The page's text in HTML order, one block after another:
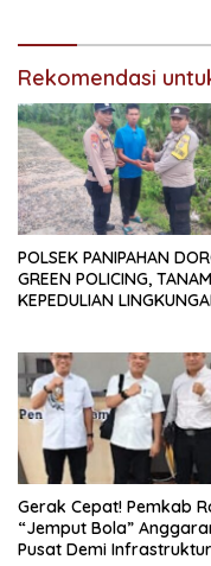
Rekomendasi
POLSEK PANIPAHAN
GREEN POLICING,
KEPEDULIAN
Gerak Cepat! Pemkab
“Jemput Bola”
Pusat Demi Infrastruktur